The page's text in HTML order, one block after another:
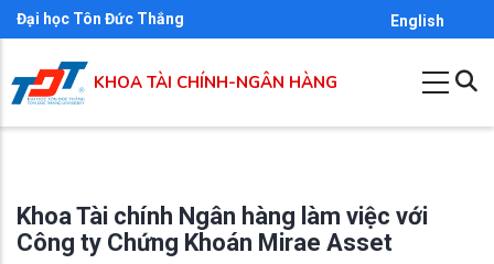
Nhảy
đến
nội
dung
Đại học Tôn Đức Thắng English
KHOA TÀI CHÍNH-NGÂN HÀNG
Khoa Tài chính Ngân hàng làm việc với
Công ty Chứng Khoán Mirae Asset